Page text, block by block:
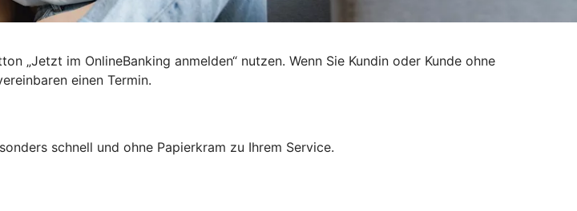
„Jetzt im OnlineBanking anmelden“ nutzen. Wenn Sie Kundin oder Kunde ohne
einen Termin.
schnell und ohne Papierkram zu Ihrem Service.